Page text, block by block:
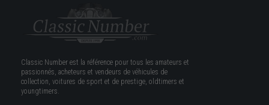
Classic Number est la référence pour tous les amateurs et
passionnés, acheteurs et vendeurs de véhicules de
collection, voitures de sport et de prestige, oldtimers et
youngtimers.